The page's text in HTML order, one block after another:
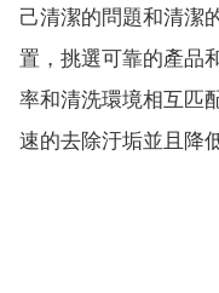
己清潔的問題和清潔
置，挑選可靠的產品
率和清洗環境相互匹
速的去除汙垢並且降